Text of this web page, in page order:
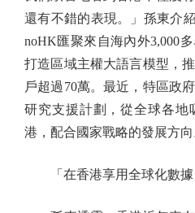
還有不錯的表現。」孫東介
noHK匯聚來自海內外3,000
打造區域主權大語言模型，
戶超過70萬。最近，特區政
研究支援計劃，從全球各地
港，配合國家戰略的發展方向
「在香港享用全球化數據